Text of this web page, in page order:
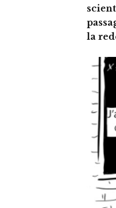
la